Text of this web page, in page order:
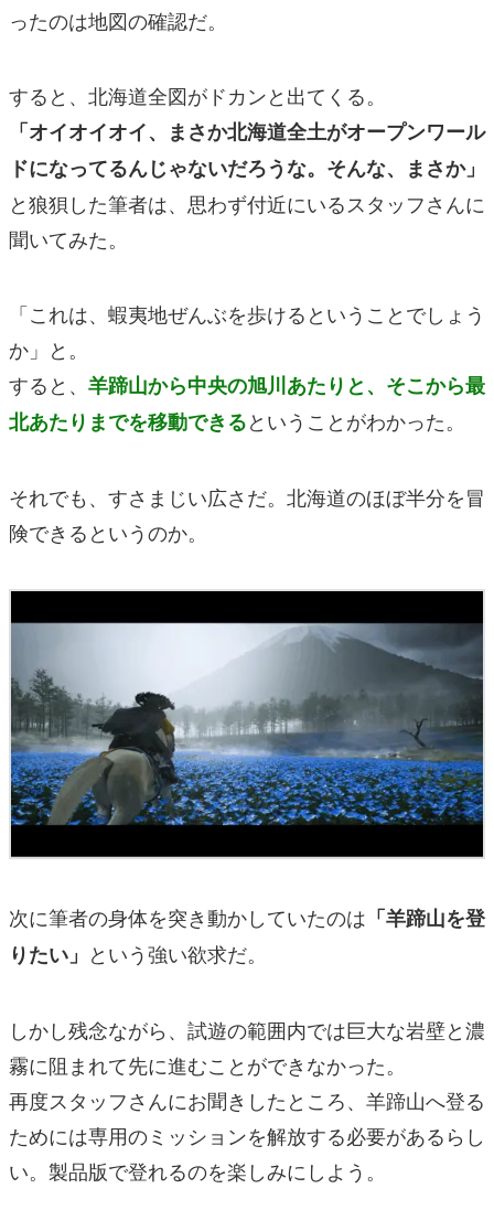
ったのは地図の確認だ。
すると、北海道全図がドカンと出てくる。
「オイオイオイ、まさか北海道全土がオープンワール
ドになってるんじゃないだろうな。そんな、まさか」
と狼狽した筆者は、思わず付近にいるスタッフさんに
聞いてみた。
「これは、蝦夷地ぜんぶを歩けるということでしょう
か」と。
すると、 羊蹄山から中央の旭川あたりと、そこから最
北あたりまでを移動できるということがわかった。
それでも、すさまじい広さだ。北海道のほぼ半分を冒
険できるというのか。
次に筆者の身体を突き動かしていたのは 「羊蹄山を登
りたい」 という強い欲求だ。
しかし残念ながら、試遊の範囲内では巨大な岩壁と濃
霧に阻まれて先に進むことができなかった。
再度スタッフさんにお聞きしたところ、羊蹄山へ登る
ためには専用のミッションを解放する必要があるらし
い。製品版で登れるのを楽しみにしよう。